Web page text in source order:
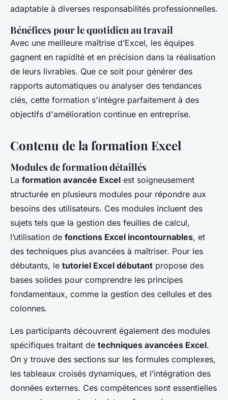
adaptable à diverses responsabilités professionnelles.
Bénéfices pour le quotidien au travail
Avec une meilleure maîtrise d’Excel, les équipes
gagnent en rapidité et en précision dans la réalisation
de leurs livrables. Que ce soit pour générer des
rapports automatiques ou analyser des tendances
clés, cette formation s'intègre parfaitement à des
objectifs d'amélioration continue en entreprise.
Contenu de la formation Excel
Modules de formation détaillés
La formation avancée Excel est soigneusement
structurée en plusieurs modules pour répondre aux
besoins des utilisateurs. Ces modules incluent des
sujets tels que la gestion des feuilles de calcul,
l’utilisation de fonctions Excel incontournables, et
des techniques plus avancées à maîtriser. Pour les
débutants, le tutoriel Excel débutant propose des
bases solides pour comprendre les principes
fondamentaux, comme la gestion des cellules et des
colonnes.
Les participants découvrent également des modules
spécifiques traitant de techniques avancées Excel.
On y trouve des sections sur les formules complexes,
les tableaux croisés dynamiques, et l’intégration des
données externes. Ces compétences sont essentielles